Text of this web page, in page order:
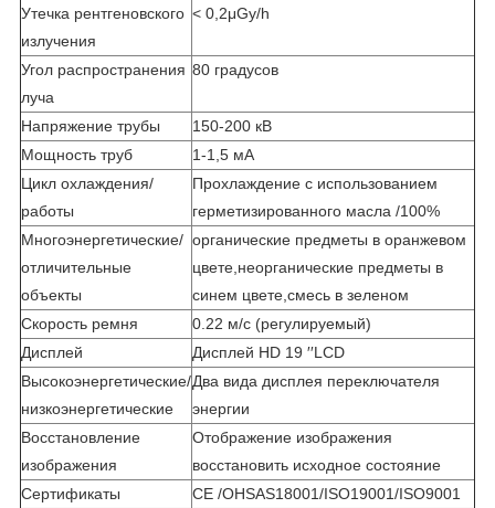
Утечка рентгеновского
излучения
< 0,2μGy/h
Угол распространения
луча
80 градусов
Напряжение трубы
150-200 кВ
Мощность труб
1-1,5 мА
Цикл охлаждения/
работы
Прохлаждение с использованием
герметизированного масла /100%
Многоэнергетические/
отличительные
объекты
органические предметы в оранжевом
цвете,неорганические предметы в
синем цвете,смесь в зеленом
Скорость ремня
0.22 м/с (регулируемый)
Дисплей
Дисплей HD 19 ′′LCD
Высокоэнергетические/
низкоэнергетические
Два вида дисплея переключателя
энергии
Восстановление
изображения
Отображение изображения
восстановить исходное состояние
Сертификаты
CE /OHSAS18001/ISO19001/ISO9001